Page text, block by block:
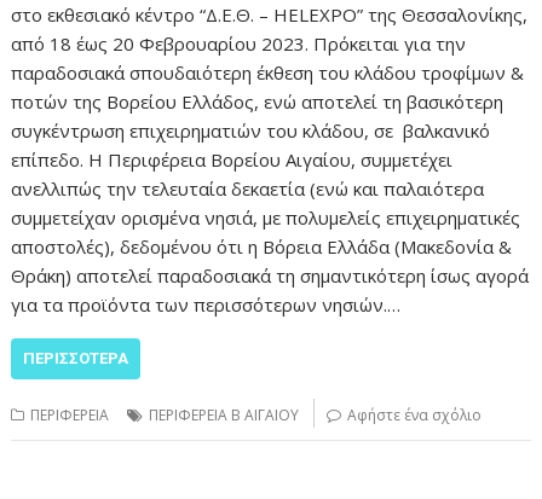
στο εκθεσιακό κέντρο “Δ.Ε.Θ. – HELEXPO” της Θεσσαλονίκης,
από 18 έως 20 Φεβρουαρίου 2023. Πρόκειται για την
παραδοσιακά σπουδαιότερη έκθεση του κλάδου τροφίμων &
ποτών της Βορείου Ελλάδος, ενώ αποτελεί τη βασικότερη
συγκέντρωση επιχειρηματιών του κλάδου, σε βαλκανικό
επίπεδο. Η Περιφέρεια Βορείου Αιγαίου, συμμετέχει
ανελλιπώς την τελευταία δεκαετία (ενώ και παλαιότερα
συμμετείχαν ορισμένα νησιά, με πολυμελείς επιχειρηματικές
αποστολές), δεδομένου ότι η Βόρεια Ελλάδα (Μακεδονία &
Θράκη) αποτελεί παραδοσιακά τη σημαντικότερη ίσως αγορά
για τα προϊόντα των περισσότερων νησιών.…
ΠΕΡΙΣΣΌΤΕΡΑ
ΠΕΡΙΦΕΡΕΙΑ ΠΕΡΙΦΕΡΕΙΑ Β ΑΙΓΑΙΟΥ Αφήστε ένα σχόλιο